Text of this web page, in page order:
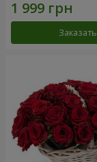
Заказать